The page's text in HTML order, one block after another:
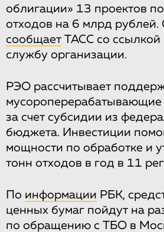
облигации» 13 проектов
отходов на 6 млрд рублей.
сообщает ТАСС со ссылкой
службу организации.
РЭО рассчитывает
мусороперерабатывающие
за счет субсидии из
бюджета. Инвестиции
мощности по обработке и
тонн отходов в год в 11
По информации РБК,
ценных бумаг пойдут на
по обращению с ТБО в